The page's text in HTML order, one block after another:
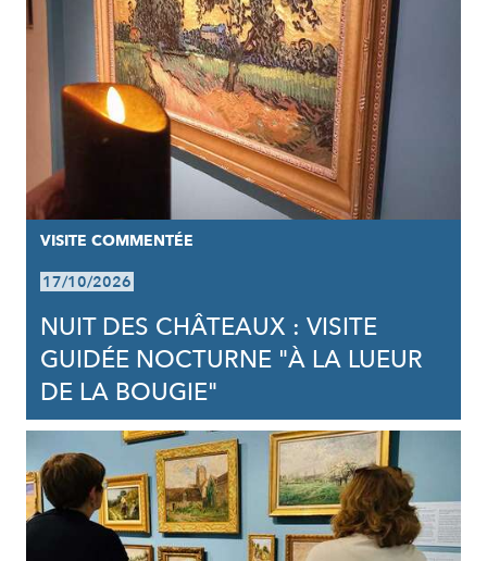
VISITE COMMENTÉE
17/10/2026
NUIT DES CHÂTEAUX : VISITE
GUIDÉE NOCTURNE "À LA LUEUR
DE LA BOUGIE"